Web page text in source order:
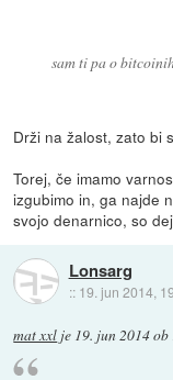
sam ti pa o
Drži na žalost, zato bi
Torej, če imamo
izgubimo in, ga najde
svojo denarnico, so
Lonsarg
:: 19. jun 2014,
mat xxl je 19. jun 2014